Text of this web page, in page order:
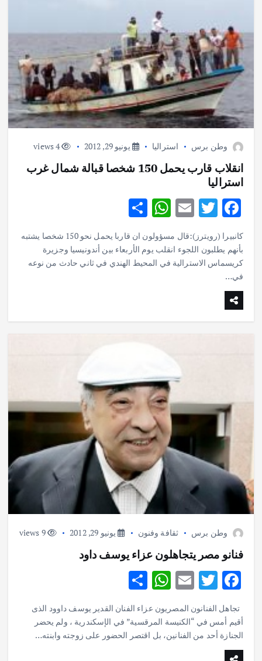
وطن برس استراليا يونيو 29, 2012 4 views
انقلاب قارب يحمل 150 شخصا قبالة شمال غرب
استراليا
F
ac
e
b
k
T
w
it
te
E
ai
l
W
at
s
p
S
h
ar
e
كانبيرا (رويترز):قال مسؤولون ان قاربا يحمل نحو 150 شخصا يشتبه
بأنهم يطلبون اللجوء انقلب يوم الأربعاء بين أندونيسيا وجزيرة
كريسماس الاسترالية في المحيط الهندي في ثاني حادث من نوعه
في…
وطن برس ثقافة وفنون يونيو 29, 2012 9 views
فنانو مصر يتجاهلون عزاء يوسف داود
F
ac
e
b
T
w
it
te
E
ai
l
W
h
at
s
S
h
ar
e
تجاهل الفنانون المصريون عزاء الفنان القدير يوسف داوود الذى
أقيم أمس في “الكنيسة المرقسية” في الإسكندرية ، ولم يحضر
الجنازة أحد من الفنانين، بل اقتصر الحضور على زوجته وابنته…